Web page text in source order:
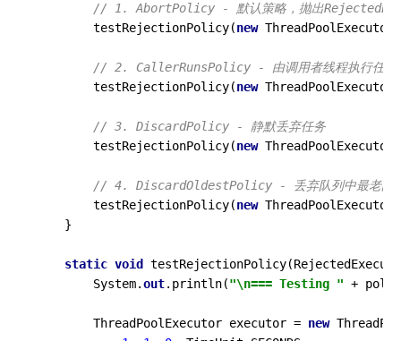
// 1. AbortPolicy - 默认策略，抛出
        testRejectionPolicy(
new
// 2. CallerRunsPolicy - 由调用者线程执行任务
        testRejectionPolicy(
new
// 3. DiscardPolicy - 静默丢弃任务
        testRejectionPolicy(
new
// 4. DiscardOldestPolicy - 丢弃队列中最老的
        testRejectionPolicy(
new
    }
static void testRejectionPolicy(
        System.
out.println("\n=== Testing " +
        ThreadPoolExecutor executor =
new